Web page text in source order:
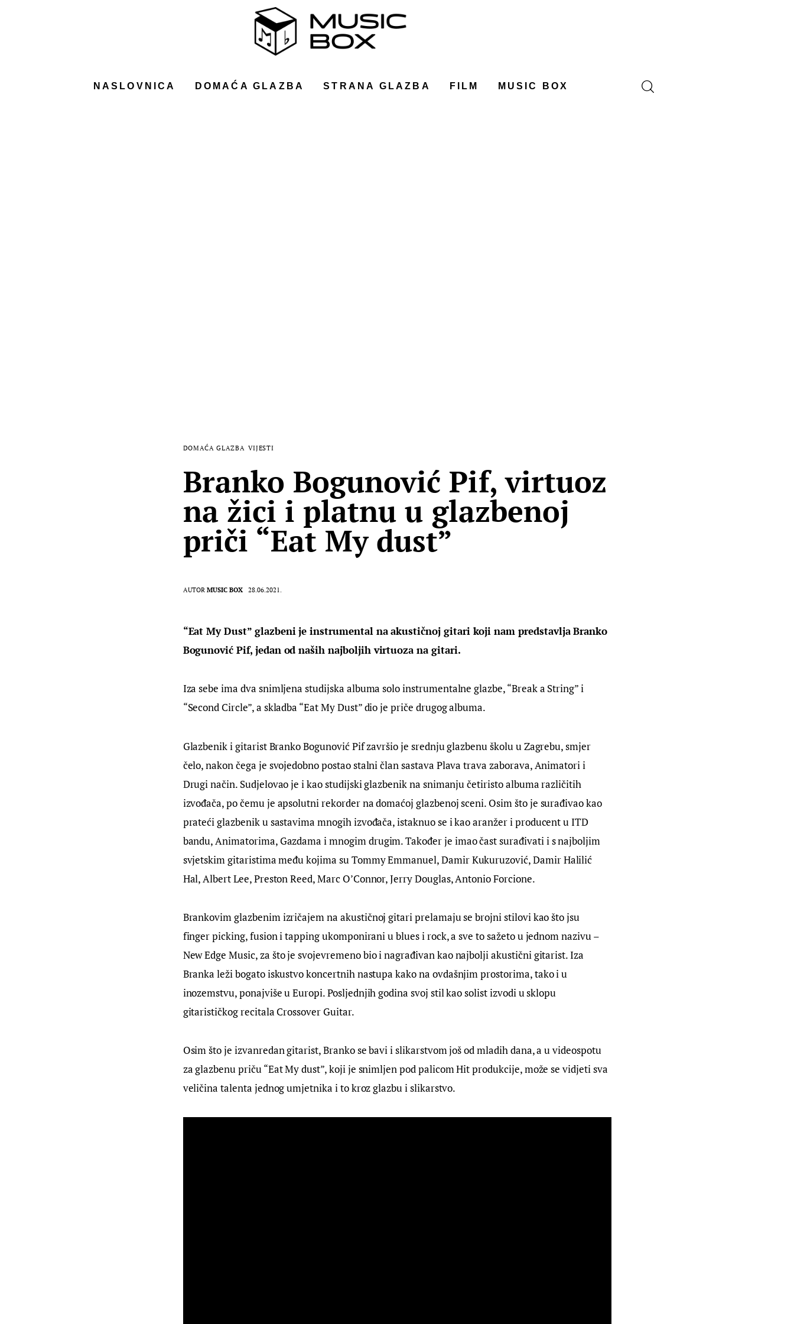
NASLOVNICA DOMAĆA GLAZBA STRANA GLAZBA FILM MUSIC BOX
DOMAĆA GLAZBA VIJESTI
Branko Bogunović Pif, virtuoz
na žici i platnu u glazbenoj
priči “Eat My dust”
AUTOR MUSIC BOX 28.06.2021.
“Eat My Dust” glazbeni je instrumental na akustičnoj gitari koji nam predstavlja Branko
Bogunović Pif, jedan od naših najboljih virtuoza na gitari.
Iza sebe ima dva snimljena studijska albuma solo instrumentalne glazbe, “Break a String” i
“Second Circle”, a skladba “Eat My Dust” dio je priče drugog albuma.
Glazbenik i gitarist Branko Bogunović Pif završio je srednju glazbenu školu u Zagrebu, smjer
čelo, nakon čega je svojedobno postao stalni član sastava Plava trava zaborava, Animatori i
Drugi način. Sudjelovao je i kao studijski glazbenik na snimanju četiristo albuma različitih
izvođača, po čemu je apsolutni rekorder na domaćoj glazbenoj sceni. Osim što je surađivao kao
prateći glazbenik u sastavima mnogih izvođača, istaknuo se i kao aranžer i producent u ITD
bandu, Animatorima, Gazdama i mnogim drugim. Također je imao čast surađivati i s najboljim
svjetskim gitaristima među kojima su Tommy Emmanuel, Damir Kukuruzović, Damir Halilić
Hal, Albert Lee, Preston Reed, Marc O’Connor, Jerry Douglas, Antonio Forcione.
Brankovim glazbenim izričajem na akustičnoj gitari prelamaju se brojni stilovi kao što jsu
finger picking, fusion i tapping ukomponirani u blues i rock, a sve to sažeto u jednom nazivu –
New Edge Music, za što je svojevremeno bio i nagrađivan kao najbolji akustični gitarist. Iza
Branka leži bogato iskustvo koncertnih nastupa kako na ovdašnjim prostorima, tako i u
inozemstvu, ponajviše u Europi. Posljednjih godina svoj stil kao solist izvodi u sklopu
gitarističkog recitala Crossover Guitar.
Osim što je izvanredan gitarist, Branko se bavi i slikarstvom još od mladih dana, a u videospotu
za glazbenu priču “Eat My dust”, koji je snimljen pod palicom Hit produkcije, može se vidjeti sva
veličina talenta jednog umjetnika i to kroz glazbu i slikarstvo.